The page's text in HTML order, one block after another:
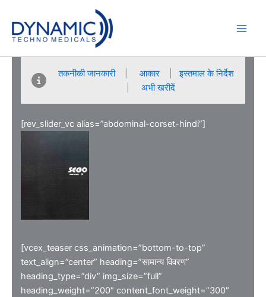
content
तकनीकी जानकारी| आकार|इस्तमाल के निर्देश
अभी खरीदें
[rev_slider_vc alias=”abdominal-corset-hindi”]
[vcex_teaser css_animation=”bottom-to-top”
text_align=”center” heading=”सामान्य विवरण”
heading_type=”div” img_size=”full”
heading_weight=”200″ content_font_weight=”300″